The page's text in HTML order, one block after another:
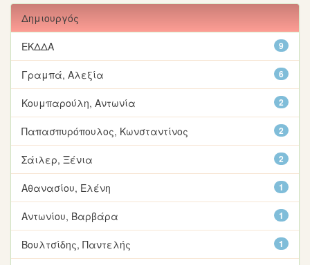
Δημιουργός
9
ΕΚΔΔΑ
6
Γραμπά, Αλεξία
2
Κουμπαρούλη, Αντωνία
2
Παπασπυρόπουλος, Κωνσταντίνος
2
Σάιλερ, Ξένια
1
Αθανασίου, Ελένη
1
Αντωνίου, Βαρβάρα
1
Βουλτσίδης, Παντελής